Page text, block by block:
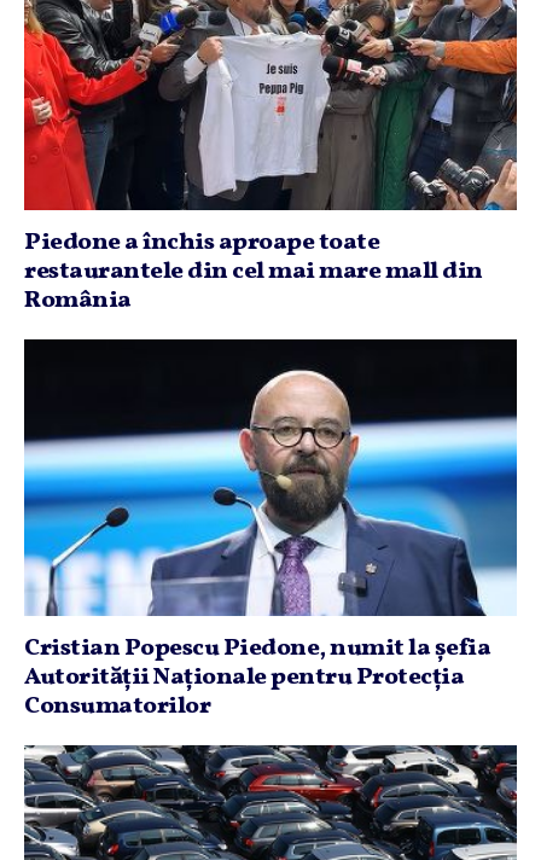
Piedone a închis aproape toate
restaurantele din cel mai mare mall din
România
Cristian Popescu Piedone, numit la şefia
Autorităţii Naţionale pentru Protecţia
Consumatorilor